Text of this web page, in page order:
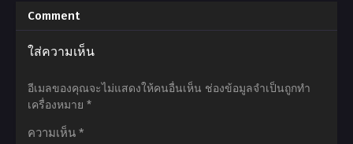
ภาค
2
ตอน
12
ไทย
นิ
เมะ
5-
no
เมะ
Shokugyou
Comment
ใส่ความเห็น
อีเมลของคุณจะไม่แสดงให้คนอื่นเห็น ช่องข้อมูลจำเป็นถูกทำ
เครื่องหมาย *
ความเห็น *